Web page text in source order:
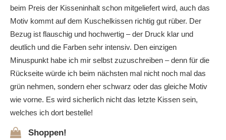
beim Preis der Kisseninhalt schon mitgeliefert wird, auch das
Motiv kommt auf dem Kuschelkissen richtig gut rüber. Der
Bezug ist flauschig und hochwertig – der Druck klar und
deutlich und die Farben sehr intensiv. Den einzigen
Minuspunkt habe ich mir selbst zuzuschreiben – denn für die
Rückseite würde ich beim nächsten mal nicht noch mal das
grün nehmen, sondern eher schwarz oder das gleiche Motiv
wie vorne. Es wird sicherlich nicht das letzte Kissen sein,
welches ich dort bestelle!
Shoppen!